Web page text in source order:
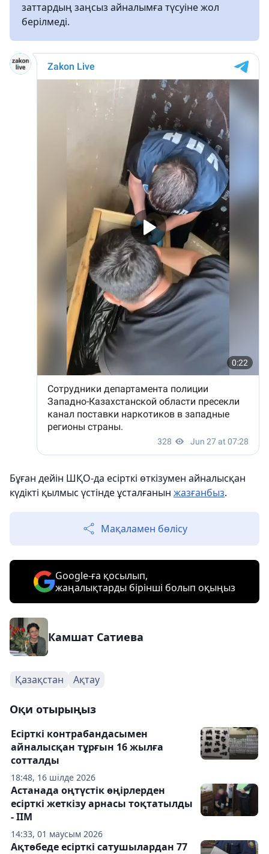
заттардың заңсыз айналымға түсуіне жол
берілмеді.
Бұған дейін ШҚО-да есірткі өткізумен айналысқан
күдікті қылмыс үстінде ұсталғанын жазғанбыз.
Мақаламен бөлісу
Google-ға қосылып,
жаңалықтарды бірінші болып оқыңыз
Камшат Сатиева
Қазақстан Ақтау
Оқи отырыңыз
18:48, 16 шілде 2026
Есірткі контрабандасымен
айналысқан тұрғын 16 жылға
сотталды
14:33, 01 маусым 2026
Астанада оңтүстік өңірлерден
есірткі жеткізу арнасы тоқтатылды
- ІІМ
Ақтөбеде есірткі сатушылардан 77